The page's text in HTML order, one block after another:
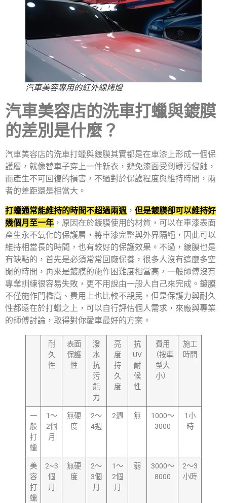
汽車美容專用的紅外線烤燈
汽車美容店的洗車打蠟與鍍膜
的差別是什麼？
汽車美容店的洗車打蠟與鍍膜其實都是在車漆上形成一個保
護層，就像替車子穿上一件新衣，避免漆面受到髒污侵蝕，
而產生不可回復的損害，不過對於保護程度與維持時間，兩
者的差距還是相當大。
打蠟通常能維持的時間不超過兩週 ， 但是鍍膜卻可以維持好
幾個月至一年 ，原因在於鍍膜使用的材質，可以在車漆表面
產生永不氧化的保護層，將車漆完整與外界隔絕，因此可以
維持相當長的時間，也有較好的保護效果。不過，鍍膜也是
有缺點的，首先是必須常常回廠保養，很多人沒有這麼多空
閒的時間，再來是鍍膜的施作困難度相當高，一般師傅沒有
專業訓練很容易失敗，更不用說由一般人自己來完成。鍍膜
不僅施作門檻高、費用上也比較不親民，但是保護力與耐久
性都遠在於打蠟之上，可以自行評估個人需求，來廠與專業
的師傅討論，取得對你愛車最好的方案。
耐
久
性
表面
保護
性
潑
水
抗
污
能
力
亮
度
持
久
度
抗
UV
耐
候
性
費用
（按車
型大
小）
施工
時間
一
般
打
蠟
1～
2個
月
無硬
度
2～
4週
2週 無
1000～
3000
1小
時
美
容
打
蠟
2~3
個
月
無硬
度
2～
3個
月
1～
2個
月
弱
3000～
8000
2～3
小時